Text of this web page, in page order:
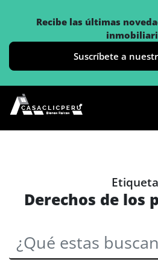
Recibe las últimas
Suscríbete a
Etiqueta
Derechos de los